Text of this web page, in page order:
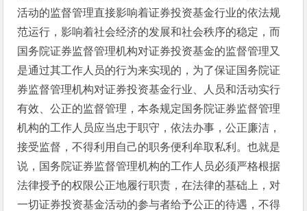
活动的监督管理直接影响着证券投资基金行业的依法规
范运行，影响着社会经济的发展和社会秩序的稳定，而
国务院证券监督管理机构对证券投资基金的监督管理又
是通过其工作人员的行为来实现的，为了保证国务院证
券监督管理机构对证券投资基金行业、人员和活动实行
有效、公正的监督管理，本条规定国务院证券监督管理
机构的工作人员应当忠于职守，依法办事，公正廉洁，
接受监督，不得利用自己的职务便利牟取私利。也就是
说，国务院证券监督管理机构的工作人员必须严格根据
法律授予的权限公正地履行职责，在法律的基础上，对
一切证券投资基金活动的参与者给予公正的待遇，不得